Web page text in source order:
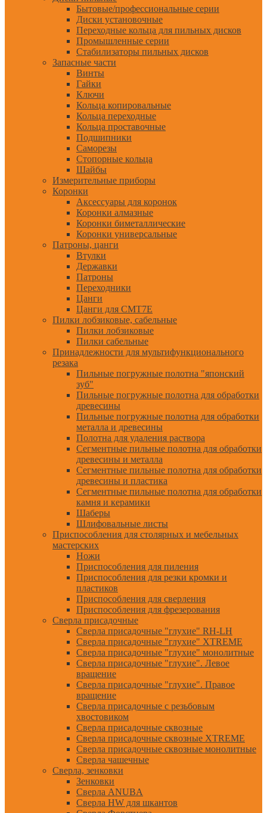
Бытовые/профессиональные серии
Диски установочные
Переходные кольца для пильных дисков
Промышленные серии
Стабилизаторы пильных дисков
Запасные части
Винты
Гайки
Ключи
Кольца копировальные
Кольца переходные
Кольца проставочные
Подшипники
Саморезы
Стопорные кольца
Шайбы
Измерительные приборы
Коронки
Аксессуары для коронок
Коронки алмазные
Коронки биметаллические
Коронки универсальные
Патроны, цанги
Втулки
Державки
Патроны
Переходники
Цанги
Цанги для CMT7E
Пилки лобзиковые, сабельные
Пилки лобзиковые
Пилки сабельные
Принадлежности для мультифункционального
резака
Пильные погружные полотна "японский
зуб"
Пильные погружные полотна для обработки
древесины
Пильные погружные полотна для обработки
металла и древесины
Полотна для удаления раствора
Сегментные пильные полотна для обработки
древесины и металла
Сегментные пильные полотна для обработки
древесины и пластика
Сегментные пильные полотна для обработки
камня и керамики
Шаберы
Шлифовальные листы
Приспособления для столярных и мебельных
мастерских
Ножи
Приспособления для пиления
Приспособления для резки кромки и
пластиков
Приспособления для сверления
Приспособления для фрезерования
Сверла присадочные
Сверла присадочные "глухие" RH-LH
Сверла присадочные "глухие" XTREME
Сверла присадочные "глухие" монолитные
Сверла присадочные "глухие". Левое
вращение
Сверла присадочные "глухие". Правое
вращение
Сверла присадочные с резьбовым
хвостовиком
Сверла присадочные сквозные
Сверла присадочные сквозные XTREME
Сверла присадочные сквозные монолитные
Сверла чашечные
Сверла, зенковки
Зенковки
Сверла ANUBA
Сверла HW для шкантов